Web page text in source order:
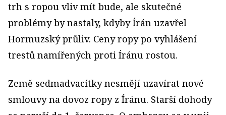
trh s ropou vliv mít bude, ale skutečné
problémy by nastaly, kdyby Írán uzavřel
Hormuzský průliv. Ceny ropy po vyhlášení
trestů namířených proti Íránu rostou.
Země sedmadvacítky nesmějí uzavírat nové
smlouvy na dovoz ropy z Íránu. Starší dohody